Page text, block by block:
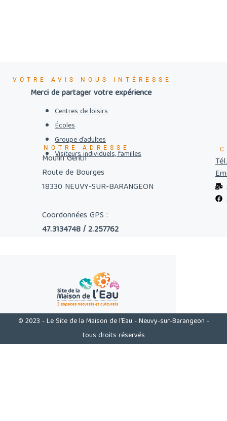
VOTRE AVIS NOUS INTÉRESSE
Merci de partager votre expérience
Centres de loisirs
Écoles
Groupe d’adultes
Visiteurs individuels, familles
NOTRE ADRESSE
Moulin Gentil
Route de Bourges
18330 NEUVY-SUR-BARANGEON
Coordonnées GPS :
47.3134748 / 2.257762
© 2023 - Le Site de la Maison de l'Eau - Neuvy-sur-Barangeon -
tous droits réservés